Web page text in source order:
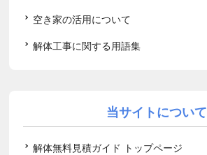
空き家の活用について
解体工事に関する用語集
当サイトについて
解体無料見積ガイド トップページ